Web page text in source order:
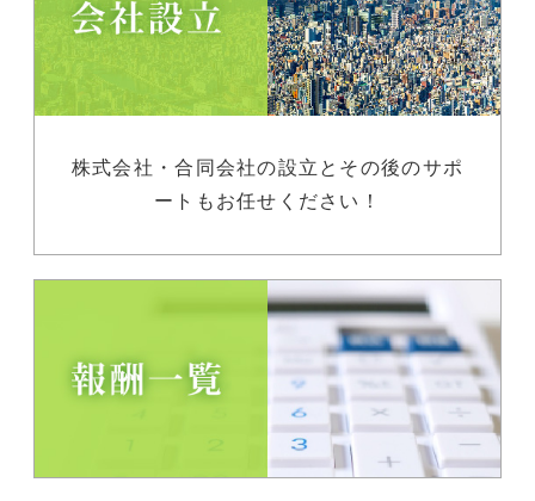
株式会社・合同会社の設立とその後のサポ
ートもお任せください！